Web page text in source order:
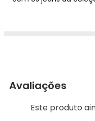
Avaliações
Este produto